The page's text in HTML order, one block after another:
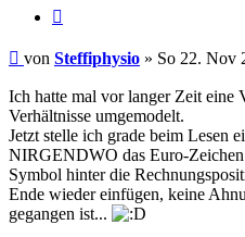
Beitrag
von Steffiphysio » So 22. Nov
Ich hatte mal vor langer Zeit eine
Verhältnisse umgemodelt.
Jetzt stelle ich grade beim Lesen
NIRGENDWO das Euro-
Symbol hinter die
Ende wieder einfügen, keine
gegangen ist...